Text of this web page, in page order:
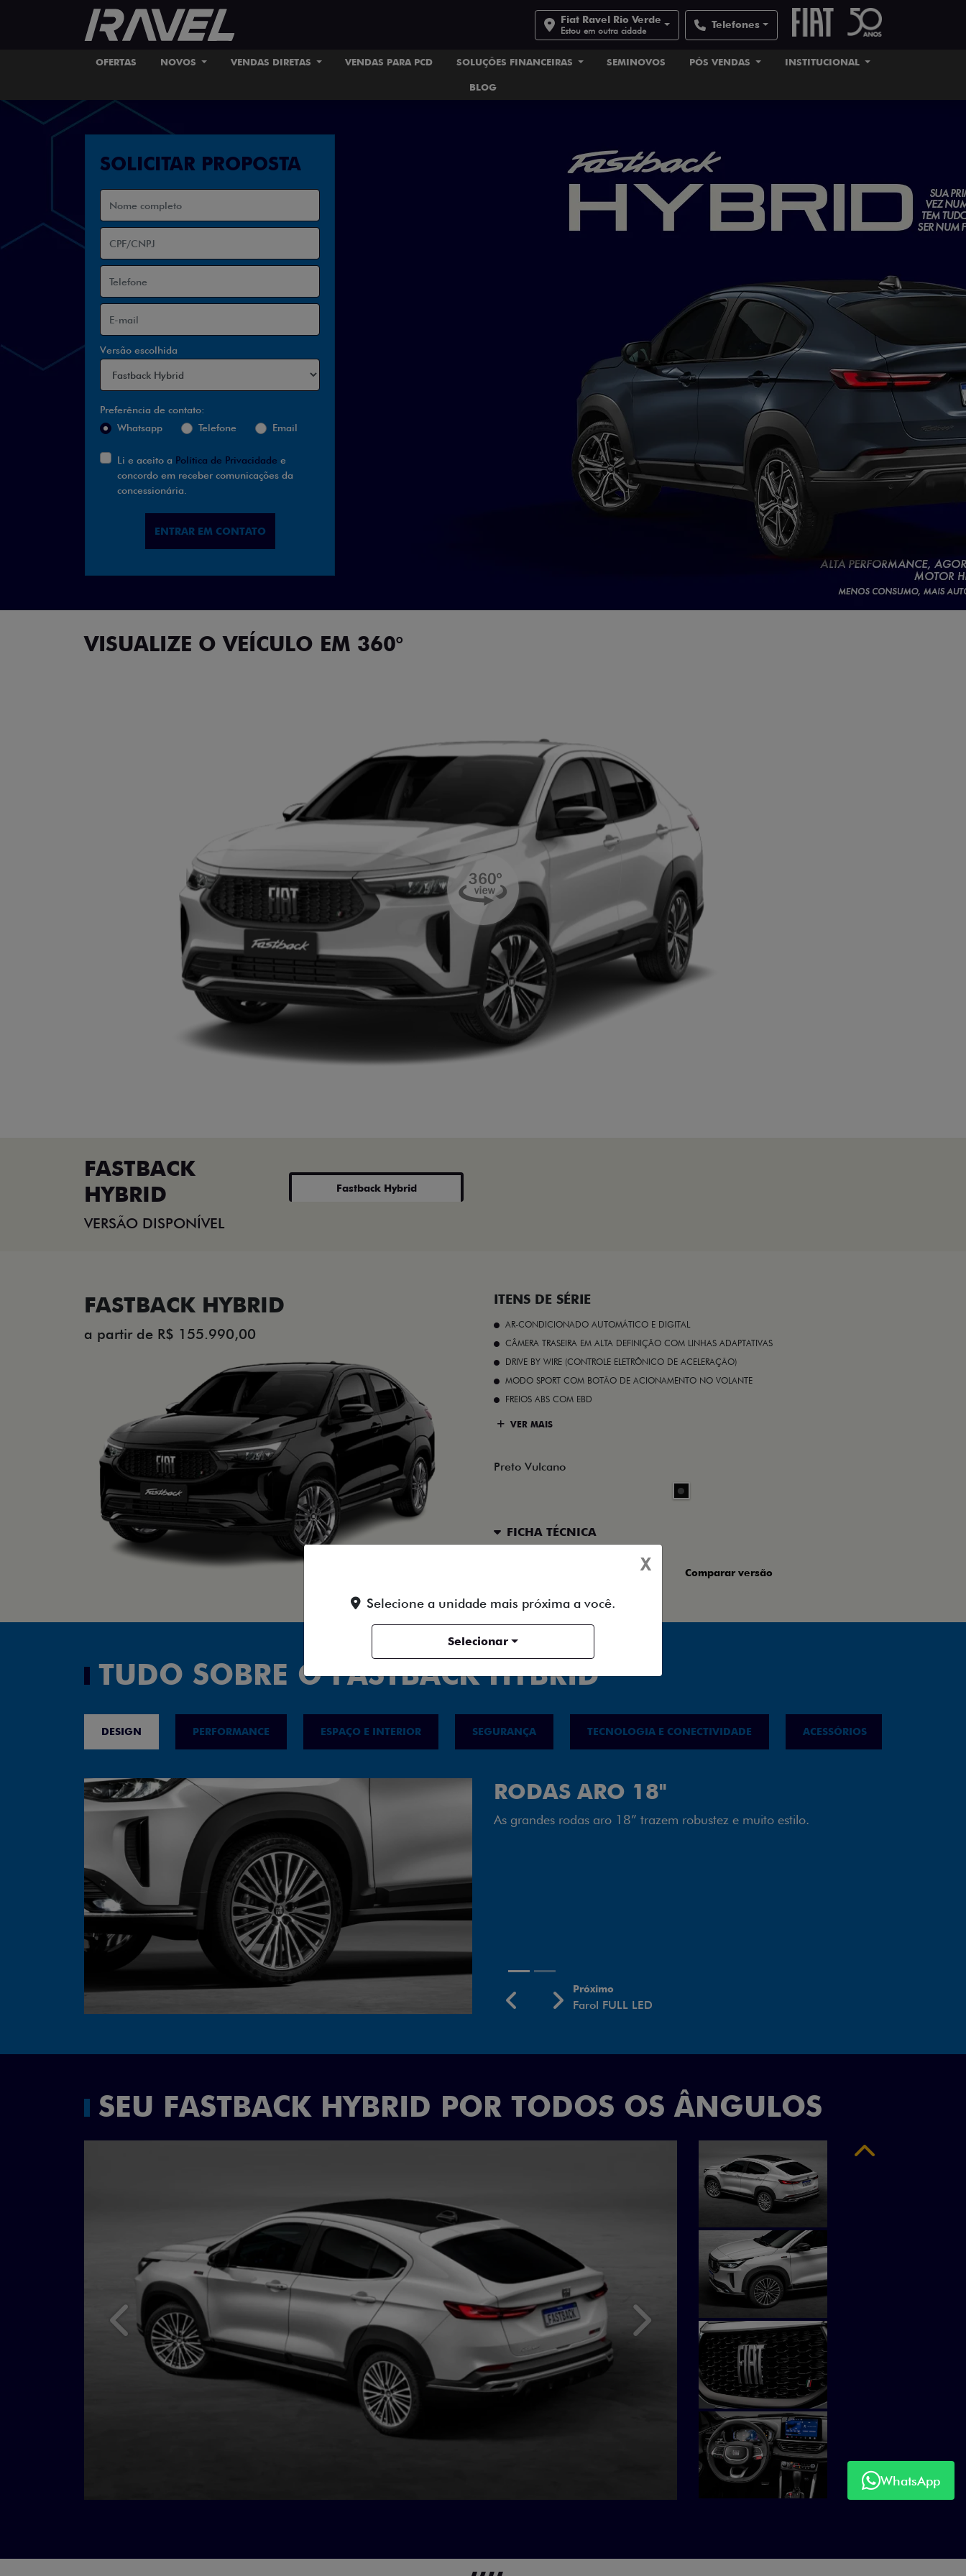
Fiat Ravel Rio Verde
Estou em outra cidade Telefones
OFERTAS NOVOS VENDAS DIRETAS VENDAS PARA PCD SOLUÇÕES FINANCEIRAS SEMINOVOS PÓS VENDAS INSTITUCIONAL
BLOG
SOLICITAR PROPOSTA
Versão escolhida
Preferência de contato:
Whatsapp
Telefone Email
Li e aceito a Política de Privacidade e
concordo em receber comunicações da
concessionária.
ENTRAR EM CONTATO
VISUALIZE O VEÍCULO EM 360°
FASTBACK
HYBRID
VERSÃO DISPONÍVEL
Fastback Hybrid
FASTBACK HYBRID
a partir de R$ 155.990,00
ITENS DE SÉRIE
AR-CONDICIONADO AUTOMÁTICO E DIGITAL
CÂMERA TRASEIRA EM ALTA DEFINIÇÃO COM LINHAS ADAPTATIVAS
DRIVE BY WIRE (CONTROLE ELETRÔNICO DE ACELERAÇÃO)
MODO SPORT COM BOTÃO DE ACIONAMENTO NO VOLANTE
FREIOS ABS COM EBD
VER MAIS
Preto Vulcano
FICHA TÉCNICA
Comparar versão
TUDO SOBRE O FASTBACK HYBRID
DESIGN PERFORMANCE ESPAÇO E INTERIOR SEGURANÇA TECNOLOGIA E CONECTIVIDADE ACESSÓRIOS
FAROL FULL LED
Tecnologia dos faróis totalmente em LED garante melhor
Rodas aro 18"
SEU FASTBACK HYBRID POR TODOS OS ÂNGULOS
Próximo
WhatsApp
X
Selecione a unidade mais próxima a você.
Selecionar